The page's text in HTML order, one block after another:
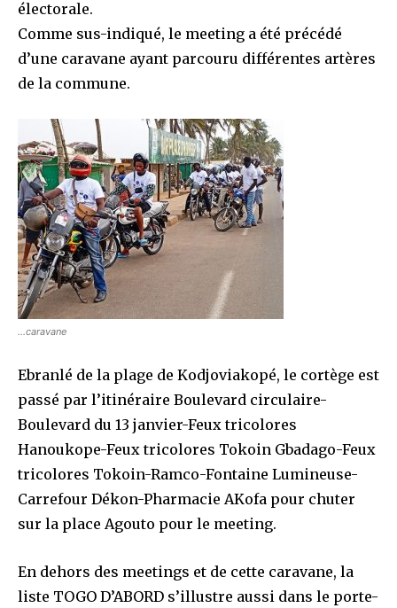
électorale.
Comme sus-indiqué, le meeting a été précédé
d’une caravane ayant parcouru différentes artères
de la commune.
…caravane
Ebranlé de la plage de Kodjoviakopé, le cortège est
passé par l’itinéraire Boulevard circulaire-
Boulevard du 13 janvier-Feux tricolores
Hanoukope-Feux tricolores Tokoin Gbadago-Feux
tricolores Tokoin-Ramco-Fontaine Lumineuse-
Carrefour Dékon-Pharmacie AKofa pour chuter
sur la place Agouto pour le meeting.
En dehors des meetings et de cette caravane, la
liste TOGO D’ABORD s’illustre aussi dans le porte-